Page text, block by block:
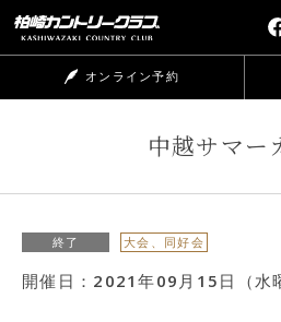
オンライン予約
中越サマー
終了 大会、同好会
開催日：2021年09月15日（水